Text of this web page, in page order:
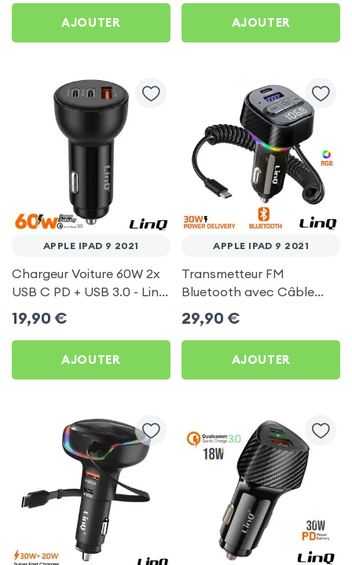
pour Apple iPad 9 2021
AJOUTER AJOUTER
APPLE IPAD 9 2021
Chargeur Voiture 60W 2x
USB C PD + USB 3.0 - LinQ
pour Apple iPad 9 2021
19,90 €
AJOUTER
APPLE IPAD 9 2021
Transmetteur FM
Bluetooth avec Câble
USB C - LinQ pour Apple
iPad 9 2021
29,90 €
AJOUTER